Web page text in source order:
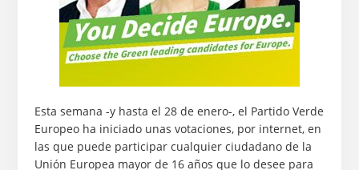
Esta semana -y hasta el 28 de enero-, el Partido Verde
Europeo ha iniciado unas votaciones, por internet, en
las que puede participar cualquier ciudadano de la
Unión Europea mayor de 16 años que lo desee para